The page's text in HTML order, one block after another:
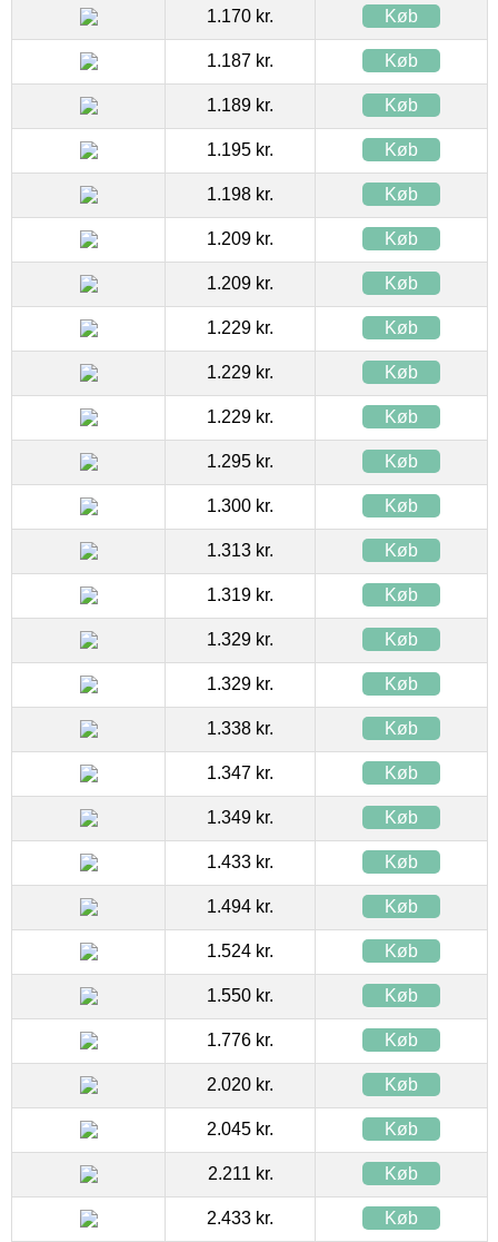
1.170 kr. Køb
1.187 kr. Køb
1.189 kr. Køb
1.195 kr. Køb
1.198 kr. Køb
1.209 kr. Køb
1.209 kr. Køb
1.229 kr. Køb
1.229 kr. Køb
1.229 kr. Køb
1.295 kr. Køb
1.300 kr. Køb
1.313 kr. Køb
1.319 kr. Køb
1.329 kr. Køb
1.329 kr. Køb
1.338 kr. Køb
1.347 kr. Køb
1.349 kr. Køb
1.433 kr. Køb
1.494 kr. Køb
1.524 kr. Køb
1.550 kr. Køb
1.776 kr. Køb
2.020 kr. Køb
2.045 kr. Køb
2.211 kr. Køb
2.433 kr. Køb